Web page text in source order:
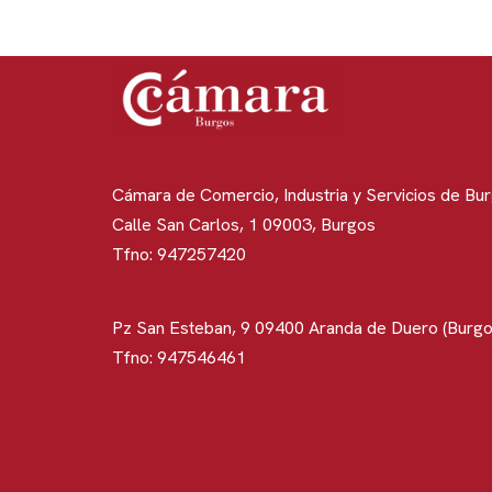
Cámara de Comercio, Industria y Servicios de
Calle San Carlos, 1 09003, Burgos
Tfno: 947257420
Pz San Esteban, 9 09400 Aranda de Duero
Tfno: 947546461